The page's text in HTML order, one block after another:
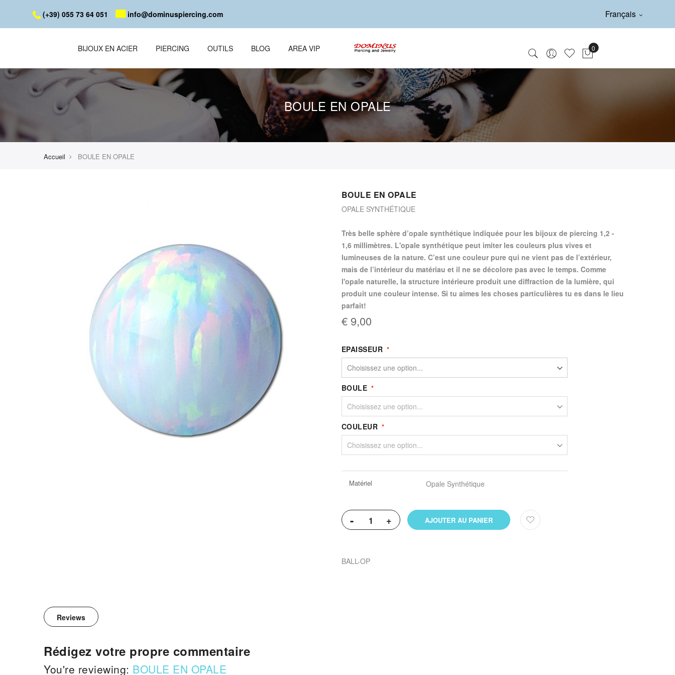
(+39) 055 73 64 051 info@dominuspiercing.com Français
BIJOUX EN ACIER PIERCING OUTILS BLOG AREA VIP
BOULE EN OPALE
Accueil BOULE EN OPALE
BOULE EN OPALE
OPALE SYNTHÉTIQUE
Très belle sphère d’opale synthétique indiquée pour les bijoux de piercing 1,2 -
1,6 millimètres. L'opale synthétique peut imiter les couleurs plus vives et
lumineuses de la nature. C’est une couleur pure qui ne vient pas de l’extérieur,
mais de l’intérieur du matériau et il ne se décolore pas avec le temps. Comme
l'opale naturelle, la structure intérieure produit une diffraction de la lumière, qui
produit une couleur intense. Si tu aimes les choses particulières tu es dans le lieu
parfait!
€ 9,00
EPAISSEUR
BOULE
COULEUR
d’information
Matériel Opale Synthétique
- + AJOUTER AU PANIER
BALL-OP
Reviews
Rédigez votre propre commentaire
You're reviewing: BOULE EN OPALE